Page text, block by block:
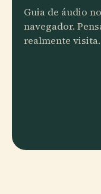
Guia de áudio
navegador.
realmente visita.